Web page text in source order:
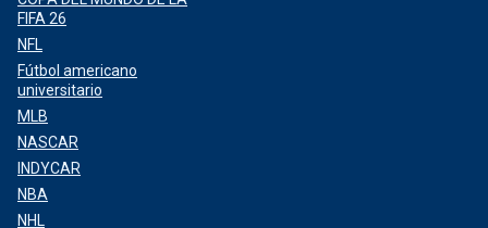
FIFA 26
NFL
Fútbol americano
universitario
MLB
NASCAR
INDYCAR
NBA
NHL